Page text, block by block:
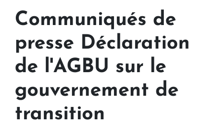
Communiqués de
presse Déclaration
de l'AGBU sur le
gouvernement de
transition